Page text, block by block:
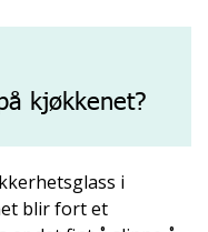
kjøkkenet?
i
blir fort et